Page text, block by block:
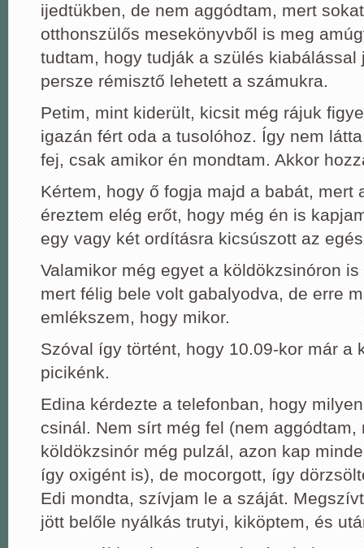
ijedtükben, de nem aggódtam, mert
otthonszülős mesekönyvből is meg
tudtam, hogy tudják a szülés kiabálással
persze rémisztő lehetett a számukra.
Petim, mint kiderült, kicsit még rájuk
igazán fért oda a tusolóhoz. Így nem
fej, csak amikor én mondtam. Akkor
Kértem, hogy ő fogja majd a babát, mert
éreztem elég erőt, hogy még én is
egy vagy két ordításra kicsúszott az
Valamikor még egyet a köldökzsinóron
mert félig bele volt gabalyodva, de erre
emlékszem, hogy mikor.
Szóval így történt, hogy 10.09-kor már a
picikénk.
Edina kérdezte a telefonban, hogy
csinál. Nem sírt még fel (nem aggódtam,
köldökzsinór még pulzál, azon kap
így oxigént is), de mocorgott, így
Edi mondta, szívjam le a száját.
jött belőle nyálkás trutyi, kiköptem, és